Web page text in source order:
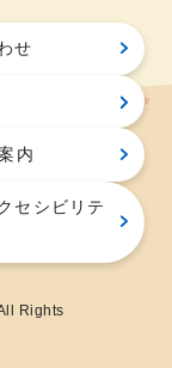
せ
内
セシビリテ
Rights